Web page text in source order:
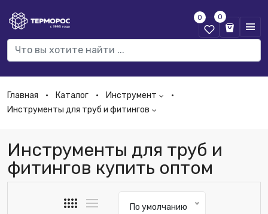
0 0
Главная Каталог
Инструмент
Инструменты для труб и фитингов
Инструменты для труб и
фитингов купить оптом
По умолчанию